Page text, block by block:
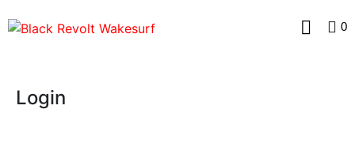
0
Login